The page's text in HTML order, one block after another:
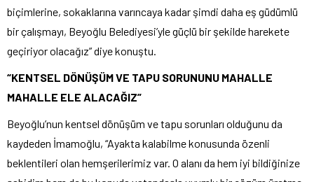
biçimlerine, sokaklarına varıncaya kadar şimdi daha eş güdümlü
bir çalışmayı, Beyoğlu Belediyesi’yle güçlü bir şekilde harekete
geçiriyor olacağız” diye konuştu.
“KENTSEL DÖNÜŞÜM VE TAPU SORUNUNU MAHALLE
MAHALLE ELE ALACAĞIZ”
Beyoğlu’nun kentsel dönüşüm ve tapu sorunları olduğunu da
kaydeden İmamoğlu, “Ayakta kalabilme konusunda özenli
beklentileri olan hemşerilerimiz var. O alanı da hem iyi bildiğinize